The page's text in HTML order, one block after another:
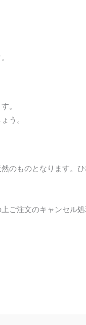
。
う。
のものとなります。
ご注文のキャンセル